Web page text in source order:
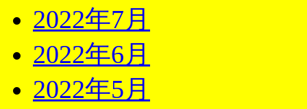
2022年7月
2022年6月
2022年5月